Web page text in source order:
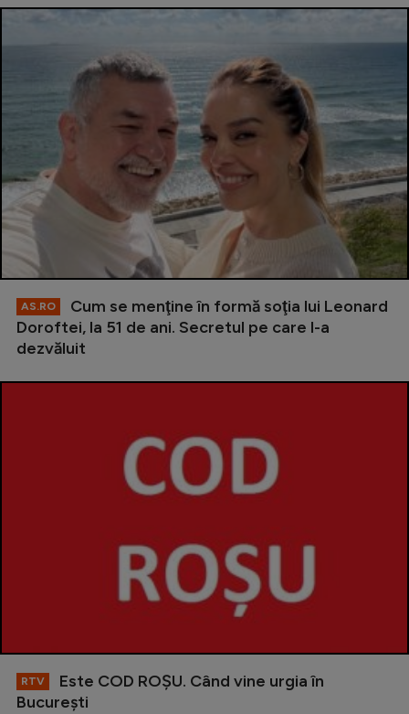
AS.RO
Cum se menţine în formă soţia lui Leonard
Doroftei, la 51 de ani. Secretul pe care l-a
dezvăluit
RTV
Este COD ROŞU. Când vine urgia în
Bucureşti